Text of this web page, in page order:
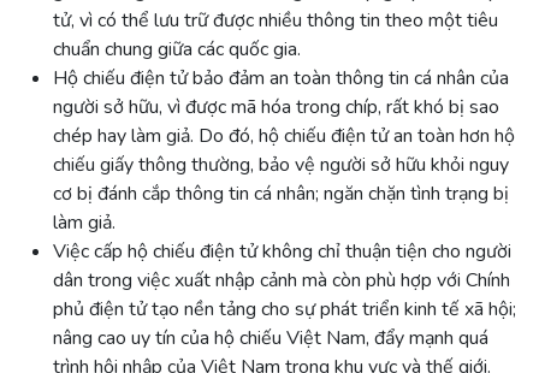
tử, vì có thể lưu trữ được nhiều thông tin theo một tiêu
chuẩn chung giữa các quốc gia.
Hộ chiếu điện tử bảo đảm an toàn thông tin cá nhân của
người sở hữu, vì được mã hóa trong chíp, rất khó bị sao
chép hay làm giả. Do đó, hộ chiếu điện tử an toàn hơn hộ
chiếu giấy thông thường, bảo vệ người sở hữu khỏi nguy
cơ bị đánh cắp thông tin cá nhân; ngăn chặn tình trạng bị
làm giả.
Việc cấp hộ chiếu điện tử không chỉ thuận tiện cho người
dân trong việc xuất nhập cảnh mà còn phù hợp với Chính
phủ điện tử tạo nền tảng cho sự phát triển kinh tế xã hội;
nâng cao uy tín của hộ chiếu Việt Nam, đẩy mạnh quá
trình hội nhập của Việt Nam trong khu vực và thế giới.